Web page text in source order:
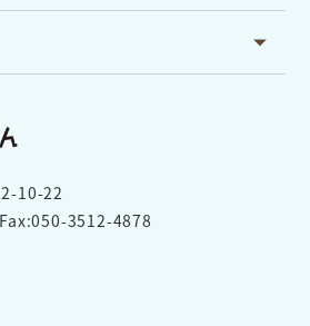
10-22
Fax:050-3512-4878